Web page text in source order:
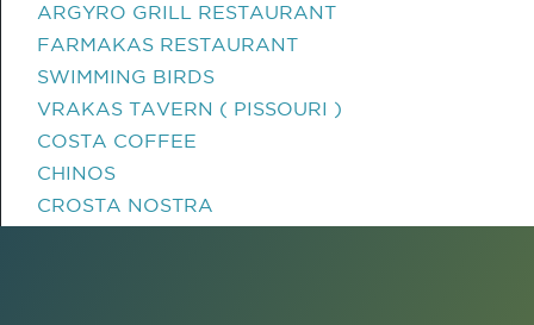
ARGYRO GRILL RESTAURANT
FARMAKAS RESTAURANT
SWIMMING BIRDS
VRAKAS TAVERN ( PISSOURI )
COSTA COFFEE
CHINOS
CROSTA NOSTRA